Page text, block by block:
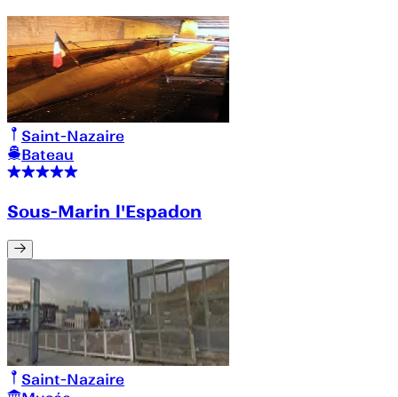
Saint-Nazaire
Bateau
Sous-Marin l'Espadon
Saint-Nazaire